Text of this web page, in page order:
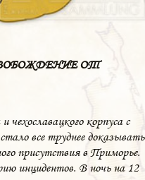
ОТ
корпуса с
все труднее доказывать
присутствия в Приморье.
инцидентов. В ночь на 12